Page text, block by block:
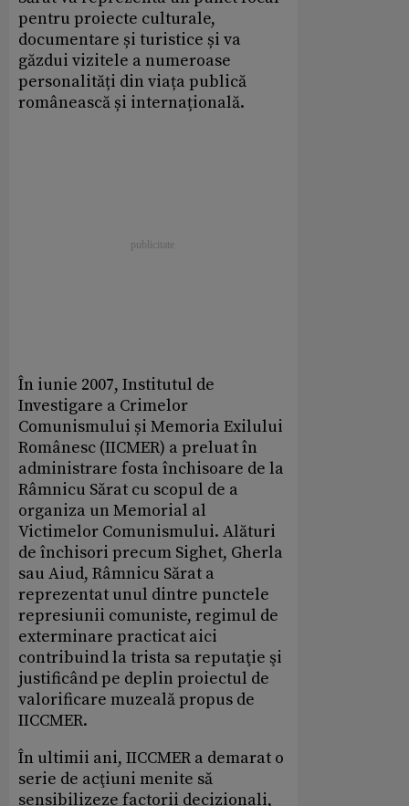
pentru proiecte culturale,
documentare și turistice și va
găzdui vizitele a numeroase
personalități din viața publică
românească și internațională.
În iunie 2007, Institutul de
Investigare a Crimelor
Comunismului și Memoria Exilului
Românesc (IICMER) a preluat în
administrare fosta închisoare de la
Râmnicu Sărat cu scopul de a
organiza un Memorial al
Victimelor Comunismului. Alături
de închisori precum Sighet, Gherla
sau Aiud, Râmnicu Sărat a
reprezentat unul dintre punctele
represiunii comuniste, regimul de
exterminare practicat aici
contribuind la trista sa reputaţie şi
justificând pe deplin proiectul de
valorificare muzeală propus de
IICCMER.
În ultimii ani, IICCMER a demarat o
serie de acţiuni menite să
sensibilizeze factorii decizionali,